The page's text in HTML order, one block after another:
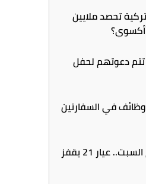
تحصد ملايين
نجوم لن تتم دعوتهم لحفل
جنيه.. وظائف في السفارتين
أسعار الذهب في مصر اليوم السبت.. عيار 21 يقفز